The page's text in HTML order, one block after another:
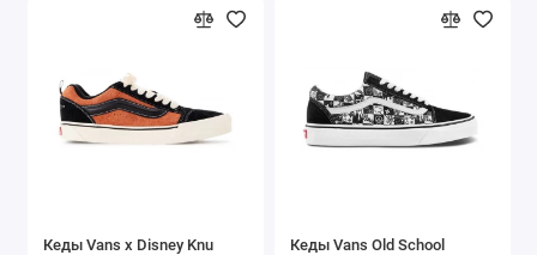
Кеды Vans x Disney Knu
Кеды Vans Old School